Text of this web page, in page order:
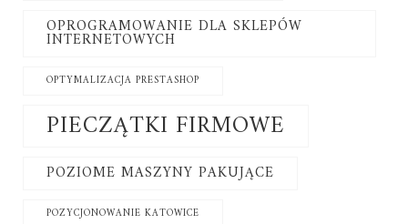
OPROGRAMOWANIE DLA SKLEPÓW
INTERNETOWYCH
OPTYMALIZACJA PRESTASHOP
PIECZĄTKI FIRMOWE
POZIOME MASZYNY PAKUJĄCE
POZYCJONOWANIE KATOWICE